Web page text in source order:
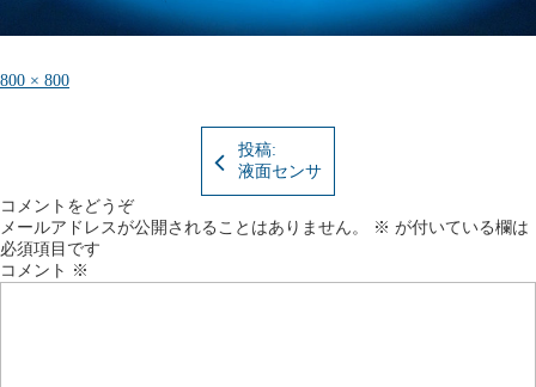
フ
800 × 800
投稿:
液面センサ
コメントをどうぞ
メールアドレスが公開されることはありません。
※ が付いている欄は
必須項目です
コメント ※